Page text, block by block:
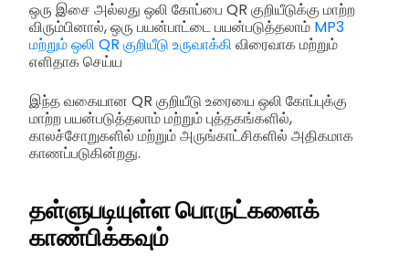
ஒரு இசை அல்லது ஒலி கோப்பை QR குறியீடுக்கு மாற்ற
விரும்பினால், ஒரு பயன்பாட்டை பயன்படுத்தலாம் MP3
மற்றும் ஒலி QR குறியீடு உருவாக்கி விரைவாக மற்றும்
எளிதாக செய்ய
இந்த வகையான QR குறியீடு உரையை ஒலி கோப்புக்கு
மாற்ற பயன்படுத்தலாம் மற்றும் புத்தகங்களில்,
காலச்சோறுகளில் மற்றும் அருங்காட்சிகளில் அதிகமாக
காணப்படுகின்றது.
தள்ளுபடியுள்ள பொருட்களைக்
காண்பிக்கவும்